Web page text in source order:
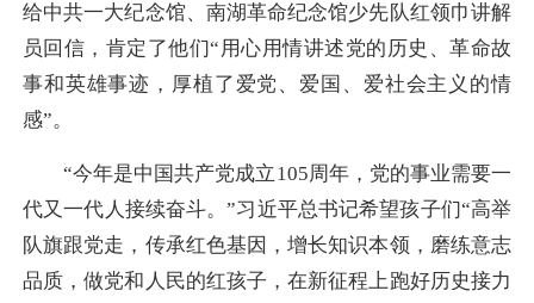
给中共一大纪念馆、南湖革命纪念馆少先队红领巾讲解
员回信，肯定了他们“用心用情讲述党的历史、革命故
事和英雄事迹，厚植了爱党、爱国、爱社会主义的情
感”。
“今年是中国共产党成立105周年，党的事业需要一
代又一代人接续奋斗。”习近平总书记希望孩子们“高举
队旗跟党走，传承红色基因，增长知识本领，磨练意志
品质，做党和人民的红孩子，在新征程上跑好历史接力